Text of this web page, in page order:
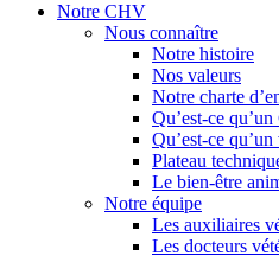
Notre CHV
Nous connaître
Notre histoire
Nos valeurs
Notre charte
Qu’est-ce
Qu’est-ce
Plateau
Le bien-être
Notre équipe
Les auxiliaires
Les docteurs